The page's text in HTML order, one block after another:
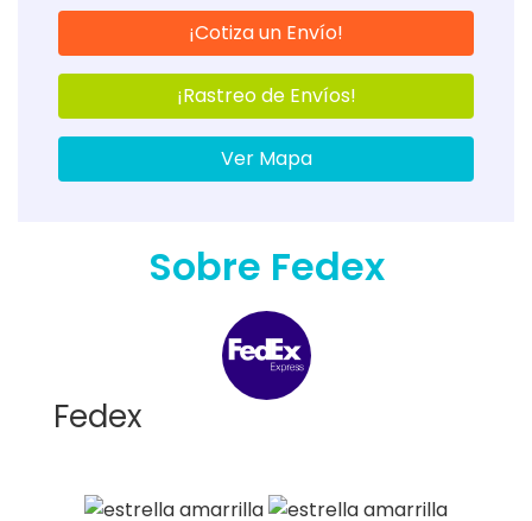
¡Cotiza un Envío!
¡Rastreo de Envíos!
Ver Mapa
Sobre Fedex
Fedex